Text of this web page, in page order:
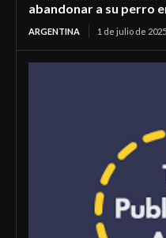
abandonar a su perro
ARGENTINA 1 de julio de 2025